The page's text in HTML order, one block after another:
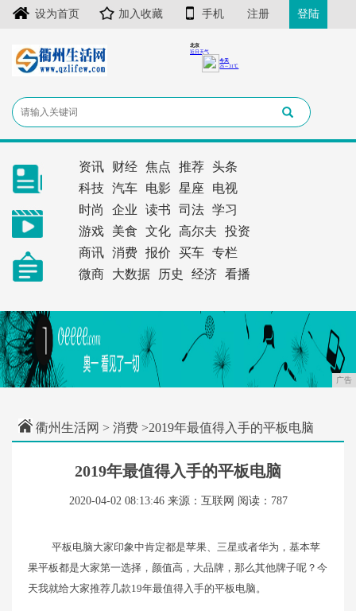
设为首页 加入收藏 手机 注册 登陆
资讯 财经 焦点 推荐
头条
科技
汽车 电影 星座
电视
时尚
企业 读书 司法
学习
游戏
美食 文化 高尔夫
投资
商讯
消费 报价 买车
专栏
微商
大数据 历史 经济 看播
广告
衢州生活网 > 消费 >2019年最值得入手的平板电脑
2019年最值得入手的平板电脑
2020-04-02 08:13:46 来源：互联网 阅读：787
平板电脑大家印象中肯定都是苹果、三星或者华为，基本苹
果平板都是大家第一选择，颜值高，大品牌，那么其他牌子呢？今
天我就给大家推荐几款19年最值得入手的平板电脑。